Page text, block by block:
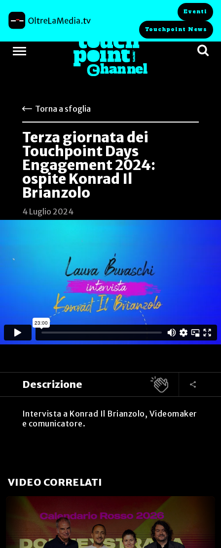
Eventi
Touchpoint News
Torna a sfoglia
Terza giornata dei
Touchpoint Days
Engagement 2024:
ospite Konrad Il
Brianzolo
4 Luglio 2024
Descrizione
Intervista a Konrad Il Brianzolo, Videomaker
e comunicatore.
VIDEO CORRELATI